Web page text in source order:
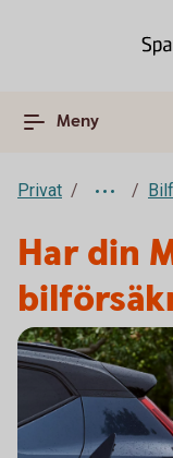
Meny
Privat
Har din